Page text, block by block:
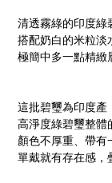
清透霧綠的印度綠
搭配奶白的米粒淡
極簡中多一點精緻
這批碧璽為印度產
高淨度綠碧璽整體
顏色不厚重、帶有
單戴就有存在感，